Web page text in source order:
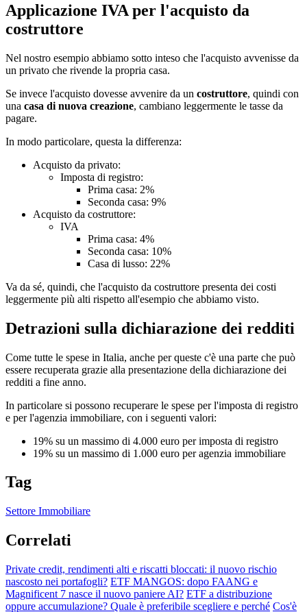
Applicazione IVA per l'acquisto da
costruttore
Nel nostro esempio abbiamo sotto inteso che l'acquisto avvenisse da
un privato che rivende la propria casa.
Se invece l'acquisto dovesse avvenire da un costruttore, quindi con
una casa di nuova creazione, cambiano leggermente le tasse da
pagare.
In modo particolare, questa la differenza:
Acquisto da privato:
Imposta di registro:
Prima casa: 2%
Seconda casa: 9%
Acquisto da costruttore:
IVA
Prima casa: 4%
Seconda casa: 10%
Casa di lusso: 22%
Va da sé, quindi, che l'acquisto da costruttore presenta dei costi
leggermente più alti rispetto all'esempio che abbiamo visto.
Detrazioni sulla dichiarazione dei redditi
Come tutte le spese in Italia, anche per queste c'è una parte che può
essere recuperata grazie alla presentazione della dichiarazione dei
redditi a fine anno.
In particolare si possono recuperare le spese per l'imposta di registro
e per l'agenzia immobiliare, con i seguenti valori:
19% su un massimo di 4.000 euro per imposta di registro
19% su un massimo di 1.000 euro per agenzia immobiliare
Tag
Settore Immobiliare
Correlati
Private credit, rendimenti alti e riscatti bloccati: il nuovo rischio
nascosto nei portafogli? ETF MANGOS: dopo FAANG e
Magnificent 7 nasce il nuovo paniere AI? ETF a distribuzione
oppure accumulazione? Quale è preferibile scegliere e perché Cos'è